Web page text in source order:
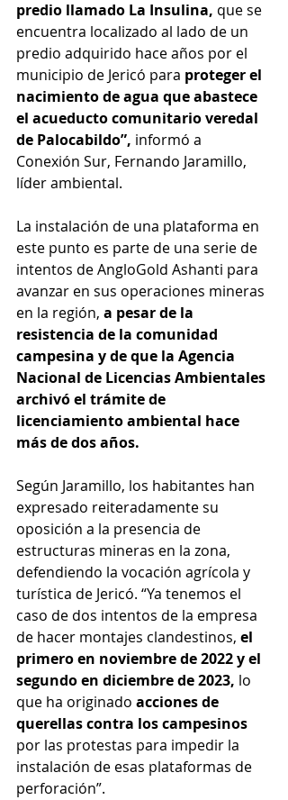
predio llamado La Insulina, que se
encuentra localizado al lado de un
predio adquirido hace años por el
municipio de Jericó para proteger el
nacimiento de agua que abastece
el acueducto comunitario veredal
de Palocabildo”, informó a
Conexión Sur, Fernando Jaramillo,
líder ambiental.
La instalación de una plataforma en
este punto es parte de una serie de
intentos de AngloGold Ashanti para
avanzar en sus operaciones mineras
en la región, a pesar de la
resistencia de la comunidad
campesina y de que la Agencia
Nacional de Licencias Ambientales
archivó el trámite de
licenciamiento ambiental hace
más de dos años.
Según Jaramillo, los habitantes han
expresado reiteradamente su
oposición a la presencia de
estructuras mineras en la zona,
defendiendo la vocación agrícola y
turística de Jericó. “Ya tenemos el
caso de dos intentos de la empresa
de hacer montajes clandestinos, el
primero en noviembre de 2022 y el
segundo en diciembre de 2023, lo
que ha originado acciones de
querellas contra los campesinos
por las protestas para impedir la
instalación de esas plataformas de
perforación”.